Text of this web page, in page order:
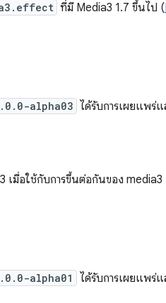
ที่มี Media3 1.7 ขึ้นไป (
alpha03 ได้รับการเผยแพร่
เมื่อใช้กับการขึ้นต่อกันของ media3
alpha01 ได้รับการเผยแพร่